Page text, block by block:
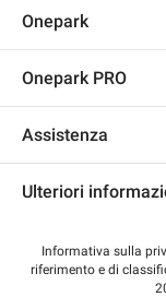
Onepark
Onepark PRO
Accedi all'area partner
Assistenza
Pagare per il
Ulteriori
Informativa sulla
riferimento e di